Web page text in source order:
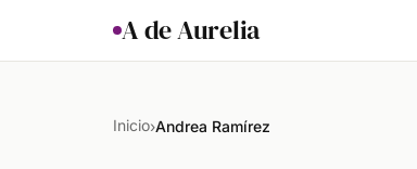
A de Aurelia
Inicio›Andrea Ramírez